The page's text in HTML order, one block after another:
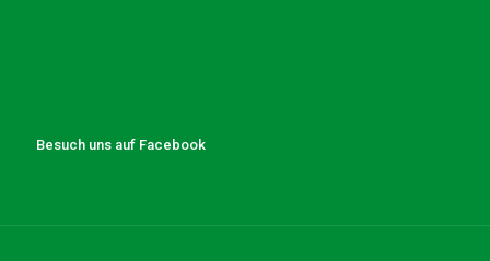
Besuch uns auf Facebook